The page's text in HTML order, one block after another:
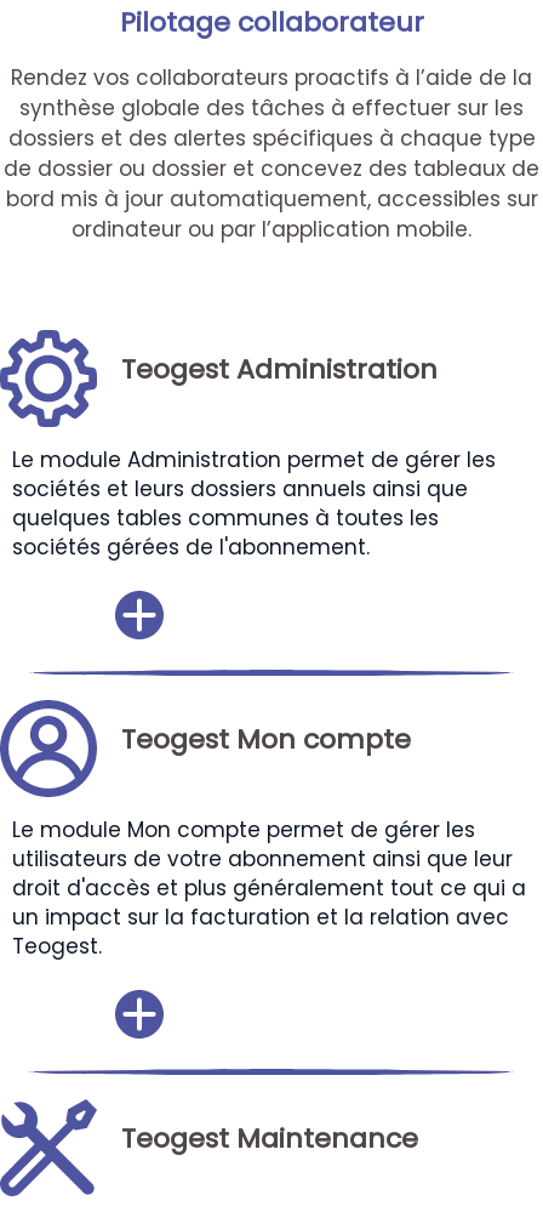
Pilotage collaborateur
Rendez vos collaborateurs proactifs à l’aide de la
synthèse globale des tâches à effectuer sur les
dossiers et des alertes spécifiques à chaque type
de dossier ou dossier et concevez des tableaux de
bord mis à jour automatiquement, accessibles sur
ordinateur ou par l’application mobile.
Teogest Administration
Le module Administration permet de gérer les
sociétés et leurs dossiers annuels ainsi que
quelques tables communes à toutes les
sociétés gérées de l'abonnement.
Teogest Mon compte
Le module Mon compte permet de gérer les
utilisateurs de votre abonnement ainsi que leur
droit d'accès et plus généralement tout ce qui a
un impact sur la facturation et la relation avec
Teogest.
Teogest Maintenance